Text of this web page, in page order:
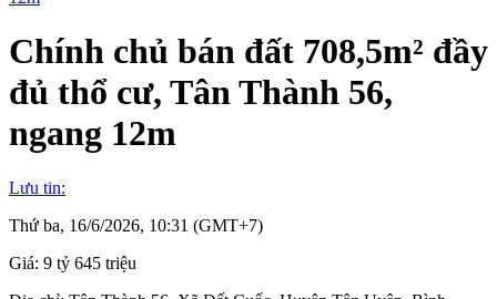
Chính chủ bán đất 708,5m² đầy
đủ thổ cư, Tân Thành 56,
ngang 12m
Lưu tin:
Thứ ba, 16/6/2026, 10:31 (GMT+7)
Giá: 9 tỷ 645 triệu